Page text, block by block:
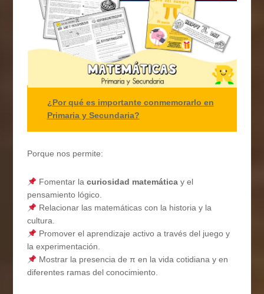
¿Por qué es importante conmemorarlo en
Primaria y Secundaria?
Porque nos permite:
Fomentar lacuriosidad matemática y el
pensamiento lógico.
Relacionar las matemáticas con la historia y la
cultura.
Promover el aprendizaje activo a través del juego y
la experimentación.
Mostrar la presencia de π en la vida cotidiana y en
diferentes ramas del conocimiento.